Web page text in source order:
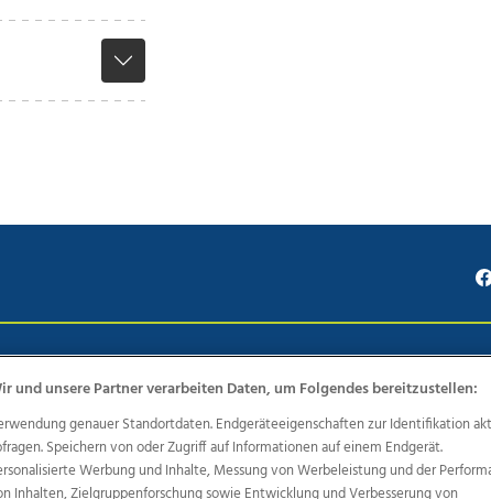
Wimmer
OÖN Immobilien OÖN Karriere OÖN Reise
Promenaden
und unsere Partner verarbeiten Daten, um Folgendes bereitzustellen:
genauer Standortdaten. Endgeräteeigenschaften zur Identifikation
Speichern von oder Zugriff auf Informationen auf einem Endgerät.
Werbung und Inhalte, Messung von Werbeleistung und der
Inhalten, Zielgruppenforschung sowie Entwicklung und Verbesserung von